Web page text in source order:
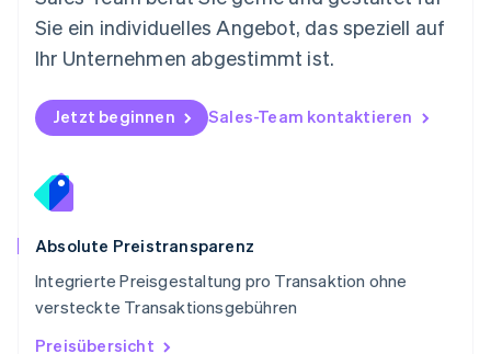
Sie ein individuelles Angebot, das speziell auf
Ihr Unternehmen abgestimmt ist.
Jetzt beginnen Sales-Team kontaktieren
Absolute Preistransparenz
Integrierte Preisgestaltung pro Transaktion ohne
versteckte Transaktionsgebühren
Preisübersicht
Portugal
Português English
Rumänien
Schweden
Svenska English
Deutsch
Singapur
English
Slowakei
Slowenien
EnglishItaliano
Sonderverwaltungsregion Hongkong,